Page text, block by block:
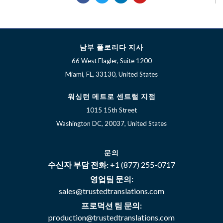
c
o
k
i
e
n
d
n
u
b
남부 플로리다 지사
66 West Flagler, Suite 1200
Miami, FL, 33130, United States
워싱턴 메트로 센트럴 지점
1015 15th Street
Washington DC, 20037, United States
문의
수신자 부담 전화: +1 (877) 255-0717
영업팀 문의:
sales@trustedtranslations.com
프로덕션 팀 문의:
production@trustedtranslations.com